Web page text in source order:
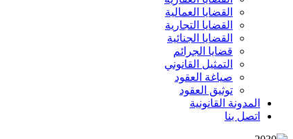
القضايا العمالية
القضايا التجارية
القضايا الجنائية
قضايا الجرائم
التمثيل القانوني
صياغة العقود
توثيق العقود
المدونة القانونية
اتصل بنا